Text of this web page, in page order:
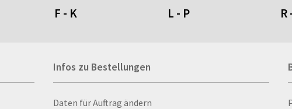
F - K
Fahnensysteme
Faltschilder / Nasenschilder
Feuerzeuge
L - P
Lanyards & Schlüsselbänder
R
Infos zu Bestellungen
Infos zu Bestellungen
Daten für Auftrag ändern